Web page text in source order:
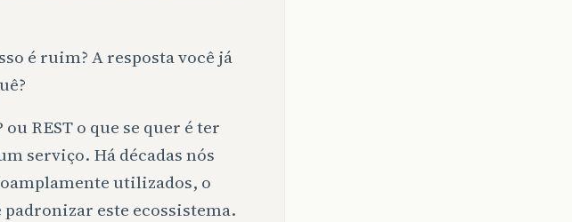
é ruim? A resposta você já
REST o que se quer é ter
serviço. Há décadas nós
utilizados, o
este ecossistema.